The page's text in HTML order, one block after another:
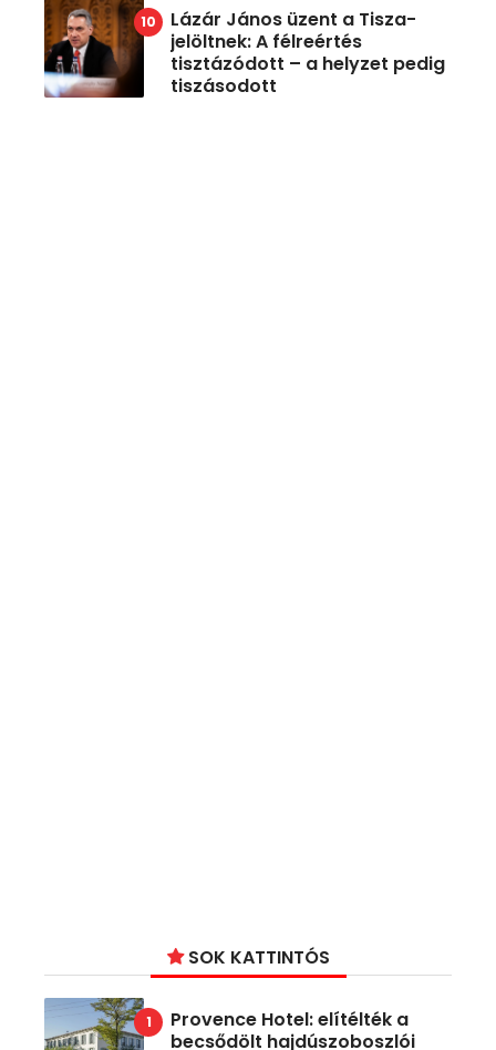
Lázár János üzent a Tisza-
jelöltnek: A félreértés
tisztázódott – a helyzet pedig
tiszásodott
SOK KATTINTÓS
Provence Hotel: elítélték a
becsődölt hajdúszoboszlói